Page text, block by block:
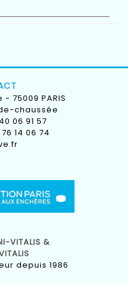
75009 PARIS
chaussée
06 91 57
14 06 74
VITALIS &
depuis 1986